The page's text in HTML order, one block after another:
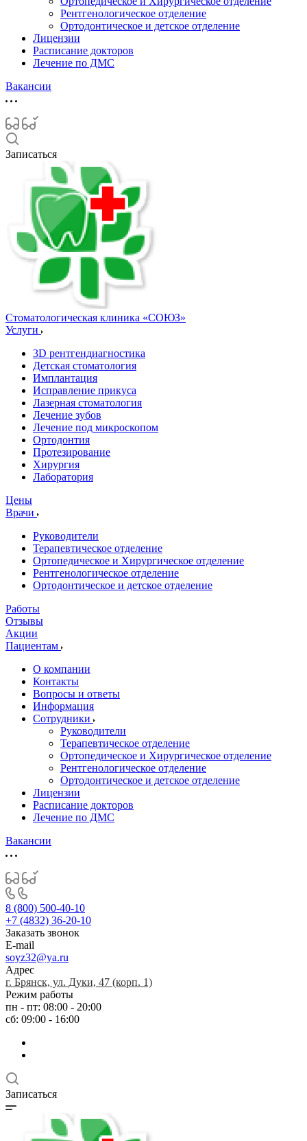
Рентгенологическое отделение
Ортодонтическое и детское отделение
Лицензии
Расписание докторов
Лечение по ДМС
Вакансии
Записаться
Стоматологическая клиника «СОЮЗ»
Услуги
3D рентгендиагностика
Детская стоматология
Имплантация
Исправление прикуса
Лазерная стоматология
Лечение зубов
Лечение под микроскопом
Ортодонтия
Протезирование
Хирургия
Лаборатория
Цены
Врачи
Руководители
Терапевтическое отделение
Ортопедическое и Хирургическое отделение
Рентгенологическое отделение
Ортодонтическое и детское отделение
Работы
Отзывы
Акции
Пациентам
О компании
Контакты
Вопросы и ответы
Информация
Сотрудники
Руководители
Терапевтическое отделение
Ортопедическое и Хирургическое отделение
Рентгенологическое отделение
Ортодонтическое и детское отделение
Лицензии
Расписание докторов
Лечение по ДМС
Вакансии
8 (800) 500-40-10
+7 (4832) 36-20-10
Заказать звонок
E-mail
soyz32@ya.ru
Адрес
г. Брянск, ул. Дуки, 47 (корп. 1)
Режим работы
пн - пт: 08:00 - 20:00
сб: 09:00 - 16:00
Записаться